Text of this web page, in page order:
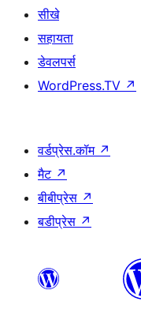
सीखे
सहायता
डेवलपर्स
WordPress.TV ↗
वर्डप्रेस.कॉम ↗
मैट ↗
बीबीप्रेस ↗
बडीप्रेस ↗